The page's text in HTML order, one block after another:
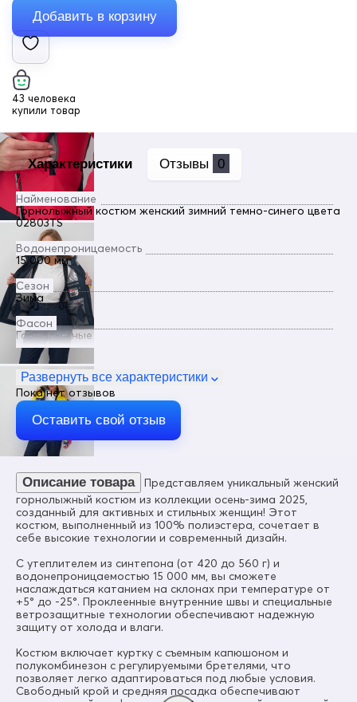
43 человека
купили товар
Характеристики Отзывы 0
Найменование
Горнолыжный костюм женский зимний темно-синего цвета
02803TS
Водонепроницаемость
15 000 мм
Сезон
Зима
Фасон
Горнолыжные
Пол
Женский
Цвет
Темно-синий
Материал
Мембранные материалы, Полиэстер, Waterproof,
Breathable
Состав
100% полиэстер
Материал подкладки куртки
Флис/Полиэстер/Фольгированная ткань
Материал подкладки капюшона
Фольгированная ткань
Материал подкладки полукомбинезона
Ткань/Полиэстер
Материал подкладки воротника
Флис/Полиэстер
Коллекция
Осень-зима 2025
Развернуть все характеристики
Пока нет отзывов
Оставить свой отзыв
Описание товара
Представляем уникальный женский
горнолыжный костюм из коллекции осень-зима 2025,
созданный для активных и стильных женщин! Этот
костюм, выполненный из 100% полиэстера, сочетает в
себе высокие технологии и современный дизайн.
С утеплителем из синтепона (от 420 до 560 г) и
водонепроницаемостью 15 000 мм, вы сможете
наслаждаться катанием на склонах при температуре от
+5° до -25°. Проклеенные внутренние швы и специальные
ветрозащитные технологии обеспечивают надежную
защиту от холода и влаги.
Костюм включает куртку с съемным капюшоном и
полукомбинезон с регулируемыми бретелями, что
позволяет легко адаптироваться под любые условия.
Свободный крой и средняя посадка обеспечивают